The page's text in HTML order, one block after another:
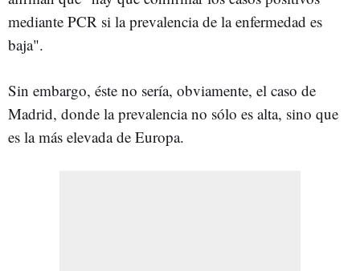
mediante PCR si la prevalencia de la enfermedad es
baja".
Sin embargo, éste no sería, obviamente, el caso de
Madrid, donde la prevalencia no sólo es alta, sino que
es la más elevada de Europa.